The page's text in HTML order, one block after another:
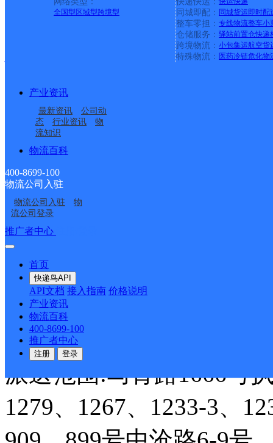
全国型 区域型跨境型 同城即配： 同城货运即时配
整车零担： 专线物流整车小
仓储服务： 驿站前置仓快递
跨境物流： 小包集运航空货
特殊物流： 医药冷链危化物
产业资讯
最新资讯
公司动
态
行业资讯
物
流知识
物流百科
400-8699-100
物流公司入驻
物流公司入驻
物
流公司登录
推广者中心
首页
快递鸟API
API文档 接入指南 价格说明
产业资讯
物流百科
400-8699-100
推广者中心
注册 登录
派送范围:全境派送详情
圆通速递
派送范围:?全境派送
翔安区新城
圆通速递
派送范围:?自然村庄
海沧区生活区
圆通速递
派送范围:马青路1666号
1279、1267、1233-3、